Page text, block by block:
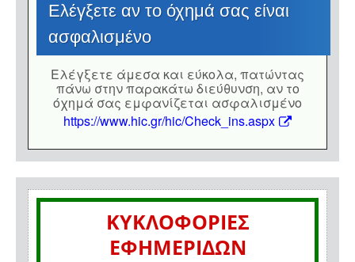
Eλέγξετε αν το όχημά σας είναι
ασφαλισμένο
Eλέγξετε άμεσα και εύκολα, πατώντας
πάνω στην παρακάτω διεύθυνση, αν το
όχημά σας εμφανίζεται ασφαλισμένο
https://www.hic.gr/hic/Check_ins.aspx
ΚΥΚΛΟΦΟΡΙΕΣ
ΕΦΗΜΕΡΙΔΩΝ